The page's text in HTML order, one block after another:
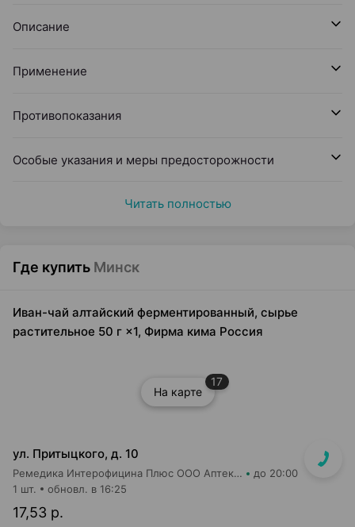
Описание
Применение
Противопоказания
Особые указания и меры предосторожности
Читать полностью
Где купить Минск
Иван-чай алтайский ферментированный, сырье
растительное 50 г ×1, Фирма кима Россия
На карте
17
ул. Притыцкого, д. 10
Ремедика Интерофицина Плюс ООО Аптека №8 до 20:00
17,53 р.
1 шт. обновл. в 16:25